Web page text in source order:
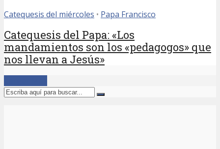
Catequesis del miércoles • Papa Francisco
Catequesis del Papa: «Los
mandamientos son los «pedagogos» que
nos llevan a Jesús»